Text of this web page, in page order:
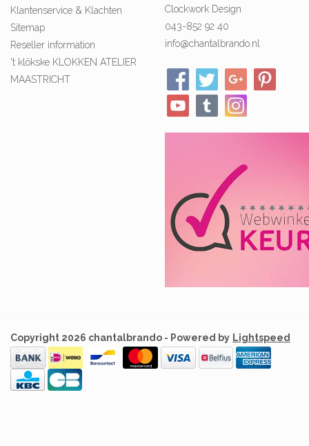
Klantenservice & Klachten
Sitemap
Reseller information
't klökske KLOKKEN ATELIER
MAASTRICHT
Clockwork Design
043-852 92 40
info@chantalbrando.nl
Copyright 2026 chantalbrando - Powered by Lightspeed